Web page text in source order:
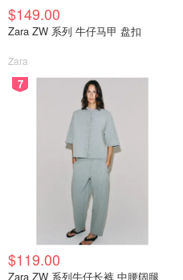
$149.00
Zara ZW 系列 牛仔马甲 盘扣
Zara
7
$119.00
Zara ZW 系列牛仔长裤 中腰阔腿